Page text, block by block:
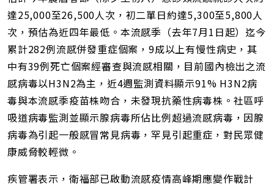
達25,000至26,500人次，初二單日約達5,300至5,800人
次，預估為近四年最低。本流感季（去年7月1日起）迄今
累計282例流感併發重症個案，9成以上有慢性病史，其
中有39例死亡個案經審查與流感相關，目前國內檢出之流
感病毒以H3N2為主，近4週監測資料顯示91% H3N2病
毒與本流感季疫苗株吻合，未發現抗藥性病毒株。社區呼
吸道病毒監測並顯示腺病毒所佔比例超過流感病毒，因腺
病毒為引起一般感冒常見病毒，罕見引起重症，對民眾健
康威脅較輕微。
疾管署表示，衛福部已啟動流感疫情高峰期應變作戰計